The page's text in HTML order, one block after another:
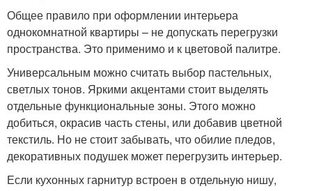
Общее правило при оформлении интерьера
однокомнатной квартиры – не допускать перегрузки
пространства. Это применимо и к цветовой палитре.
Универсальным можно считать выбор пастельных,
светлых тонов. Яркими акцентами стоит выделять
отдельные функциональные зоны. Этого можно
добиться, окрасив часть стены, или добавив цветной
текстиль. Но не стоит забывать, что обилие пледов,
декоративных подушек может перегрузить интерьер.
Если кухонных гарнитур встроен в отдельную нишу,